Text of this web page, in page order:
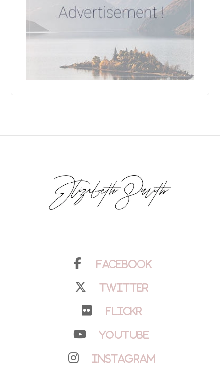
Facebook
Twitter
Flickr
YouTube
Instagram